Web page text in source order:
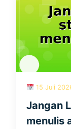
15 Juli
Jangan
menulis